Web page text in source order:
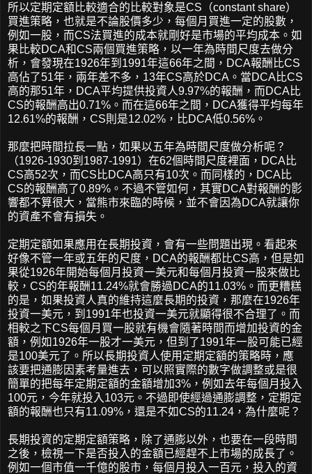
所以定期定額比較適合的比較對象是CS（constant share）
買進策略，也就是不論股價多少，每個月買進一定的股數，
例如一股，而CS法買進的成本就剛好是市場的平均成本。如
果比較DCA和CS兩個買進策略，以一年為時間尺度去做分
析，會發現在1926年到1991年這66年之間，DCA報酬比CS
高佔了51年，兩年差不多，13年CS高於DCA。當DCA比CS
高的那51年，DCA平均提供投資人9.97%的報酬，而DCA比
CS的報酬高出0.71%。而在這66年之間，DCA獲得平均每年
12.61%的報酬，CS則是12.02%，比DCA低0.56%。
那麼把時間拉長一點，如果以五年為時間尺度做分析呢？
（1926-1930到1987-1991）在62個時間尺度裡面，DCA比
CS高52次，而CS比DCA高只有10次。而同樣的，DCA比
CS的報酬高了0.89%。不過不管如何，其實DCA對報酬的影
響都不算很大，當熊市來臨的時候，並不會因為DCA就讓你
的資產不會有損失。
定期定額如果應用在長期投資，會有一些問題出現。看起來
好像不管一年或五年的尺度，DCA的報酬都比CS高，但是如
果從1926年開始每個月投資一美元和每個月投資一股來做比
較，CS的年報酬11.24%就會勝過DCA的11.03%。而更糟糕
的是，如果投資人真的維持這麼長期的投資，那麼在1926年
投資一美元，到1991年也投資一美元就顯得很不合理了。而
相較之下CS每個月買一股就有機會隨著時間而增加投資的金
額，例如1926年一股才一美元，但到了1991年一股可能已經
是100美元了。所以長期投資人使用定期定額的策略時，應
該要把通膨因素考量進去，可以照實際的數字做調整或是很
簡單的把每年定期定額的金額增加3%，例如去年每個月投入
100元，今年就投入103元。不過即使經過通膨調整，定期定
額的報酬也只有11.09%，還是不如CS的11.24，為什麼呢？
長期投資的定期定額策略，除了通膨以外，也要在一段時間
之後，檢視一下是否投入的金額已經趕不上市場的成長了。
例如一個市值一千億的股市，每個月投入一百元，投入的資